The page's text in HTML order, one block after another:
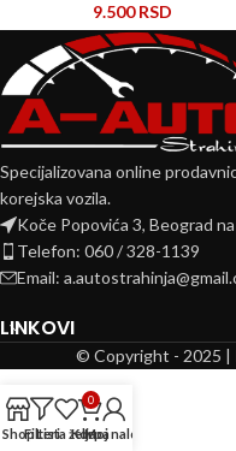
9.500RSD
Specijalizovana online
korejska vozila.
Koče Popovića 3, Beograd
Telefon: 060 / 328-1139
Email:
LINKOVI
© Copyright - 2025 |
ShopFilteri
Lista želja
0
Korpa
Moj nalog